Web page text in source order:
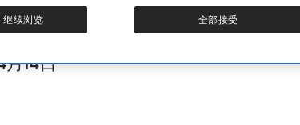
月14日
继续浏览 全部接受